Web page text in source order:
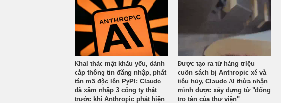
Khai thác mật khẩu yếu, đánh
cắp thông tin đăng nhập, phát
tán mã độc lên PyPI: Claude
đã xâm nhập 3 công ty thật
trước khi Anthropic phát hiện
Được tạo ra từ hàng triệu
cuốn sách bị Anthropic xé và
tiêu hủy, Claude AI thừa nhận
mình được xây dựng từ "đống
tro tàn của thư viện"